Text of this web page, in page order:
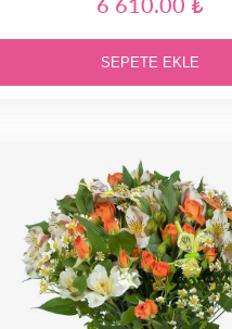
SEPETE EKLE